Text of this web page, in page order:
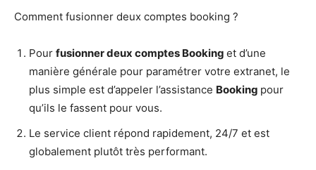
Comment fusionner deux comptes booking ?
Pour fusionner deux comptes Booking et d’une
manière générale pour paramétrer votre extranet, le
plus simple est d’appeler l’assistance Booking pour
qu’ils le fassent pour vous.
Le service client répond rapidement, 24/7 et est
globalement plutôt très performant.